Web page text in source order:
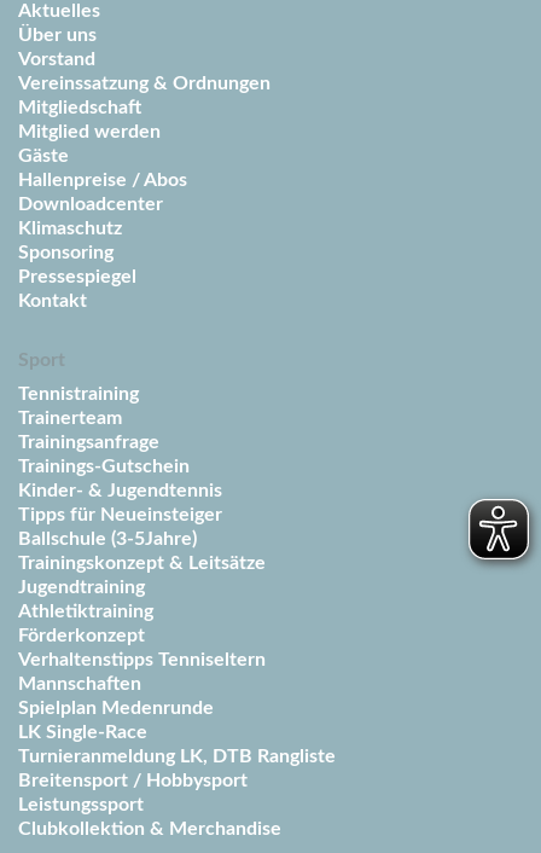
Aktuelles
Über uns
Vorstand
Vereinssatzung & Ordnungen
Mitgliedschaft
Mitglied werden
Gäste
Hallenpreise / Abos
Downloadcenter
Klimaschutz
Sponsoring
Pressespiegel
Kontakt
Sport
Tennistraining
Trainerteam
Trainingsanfrage
Trainings-Gutschein
Kinder- & Jugendtennis
Tipps für Neueinsteiger
Ballschule (3-5Jahre)
Trainingskonzept & Leitsätze
Jugendtraining
Athletiktraining
Förderkonzept
Verhaltenstipps Tenniseltern
Mannschaften
Spielplan Medenrunde
LK Single-Race
Turnieranmeldung LK, DTB Rangliste
Breitensport / Hobbysport
Leistungssport
Clubkollektion & Merchandise